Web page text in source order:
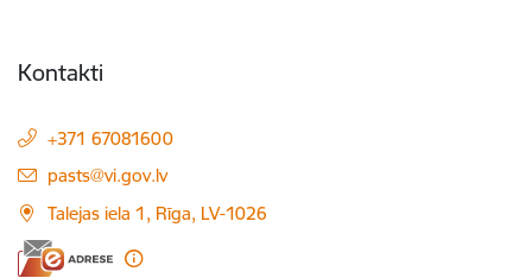
Kontakti
+371 67081600
E-pasts:
pasts@vi.gov.lv
Talejas iela 1, Rīga, LV-1026